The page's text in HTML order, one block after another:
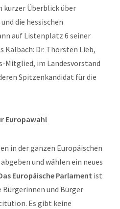
kurzer Überblick über
die hessischen
auf Listenplatz 6 seiner
Kalbach: Dr. Thorsten Lieb,
Mitglied, im Landesvorstand
Spitzenkandidat für die
Europawahl
in der ganzen Europäischen
und wählen ein neues
Europäische Parlament ist
Bürgerinnen und Bürger
Es gibt keine